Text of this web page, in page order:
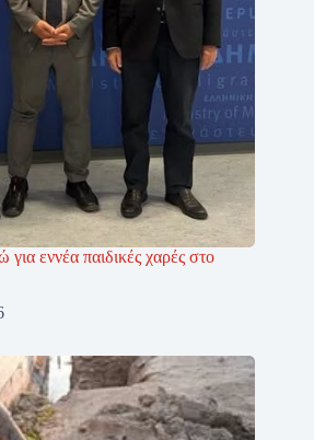
εννέα παιδικές χαρές στο